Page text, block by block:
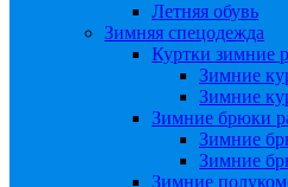
Летняя обувь
Зимняя спецодежда
Куртки зимние
Зимние
Зимние
Зимние брюки
Зимние
Зимние
Зимние